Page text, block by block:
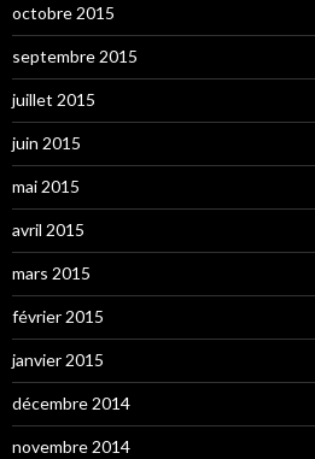
octobre 2015
septembre 2015
juillet 2015
juin 2015
mai 2015
avril 2015
mars 2015
février 2015
janvier 2015
décembre 2014
novembre 2014